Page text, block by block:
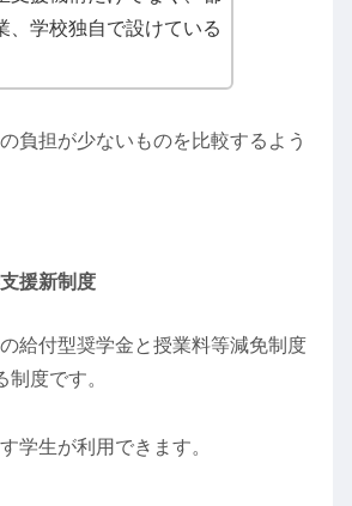
、学校独自で設けている
負担が少ないものを比較するよう
援新制度
給付型奨学金と授業料等減免制度
度です。
学生が利用できます。